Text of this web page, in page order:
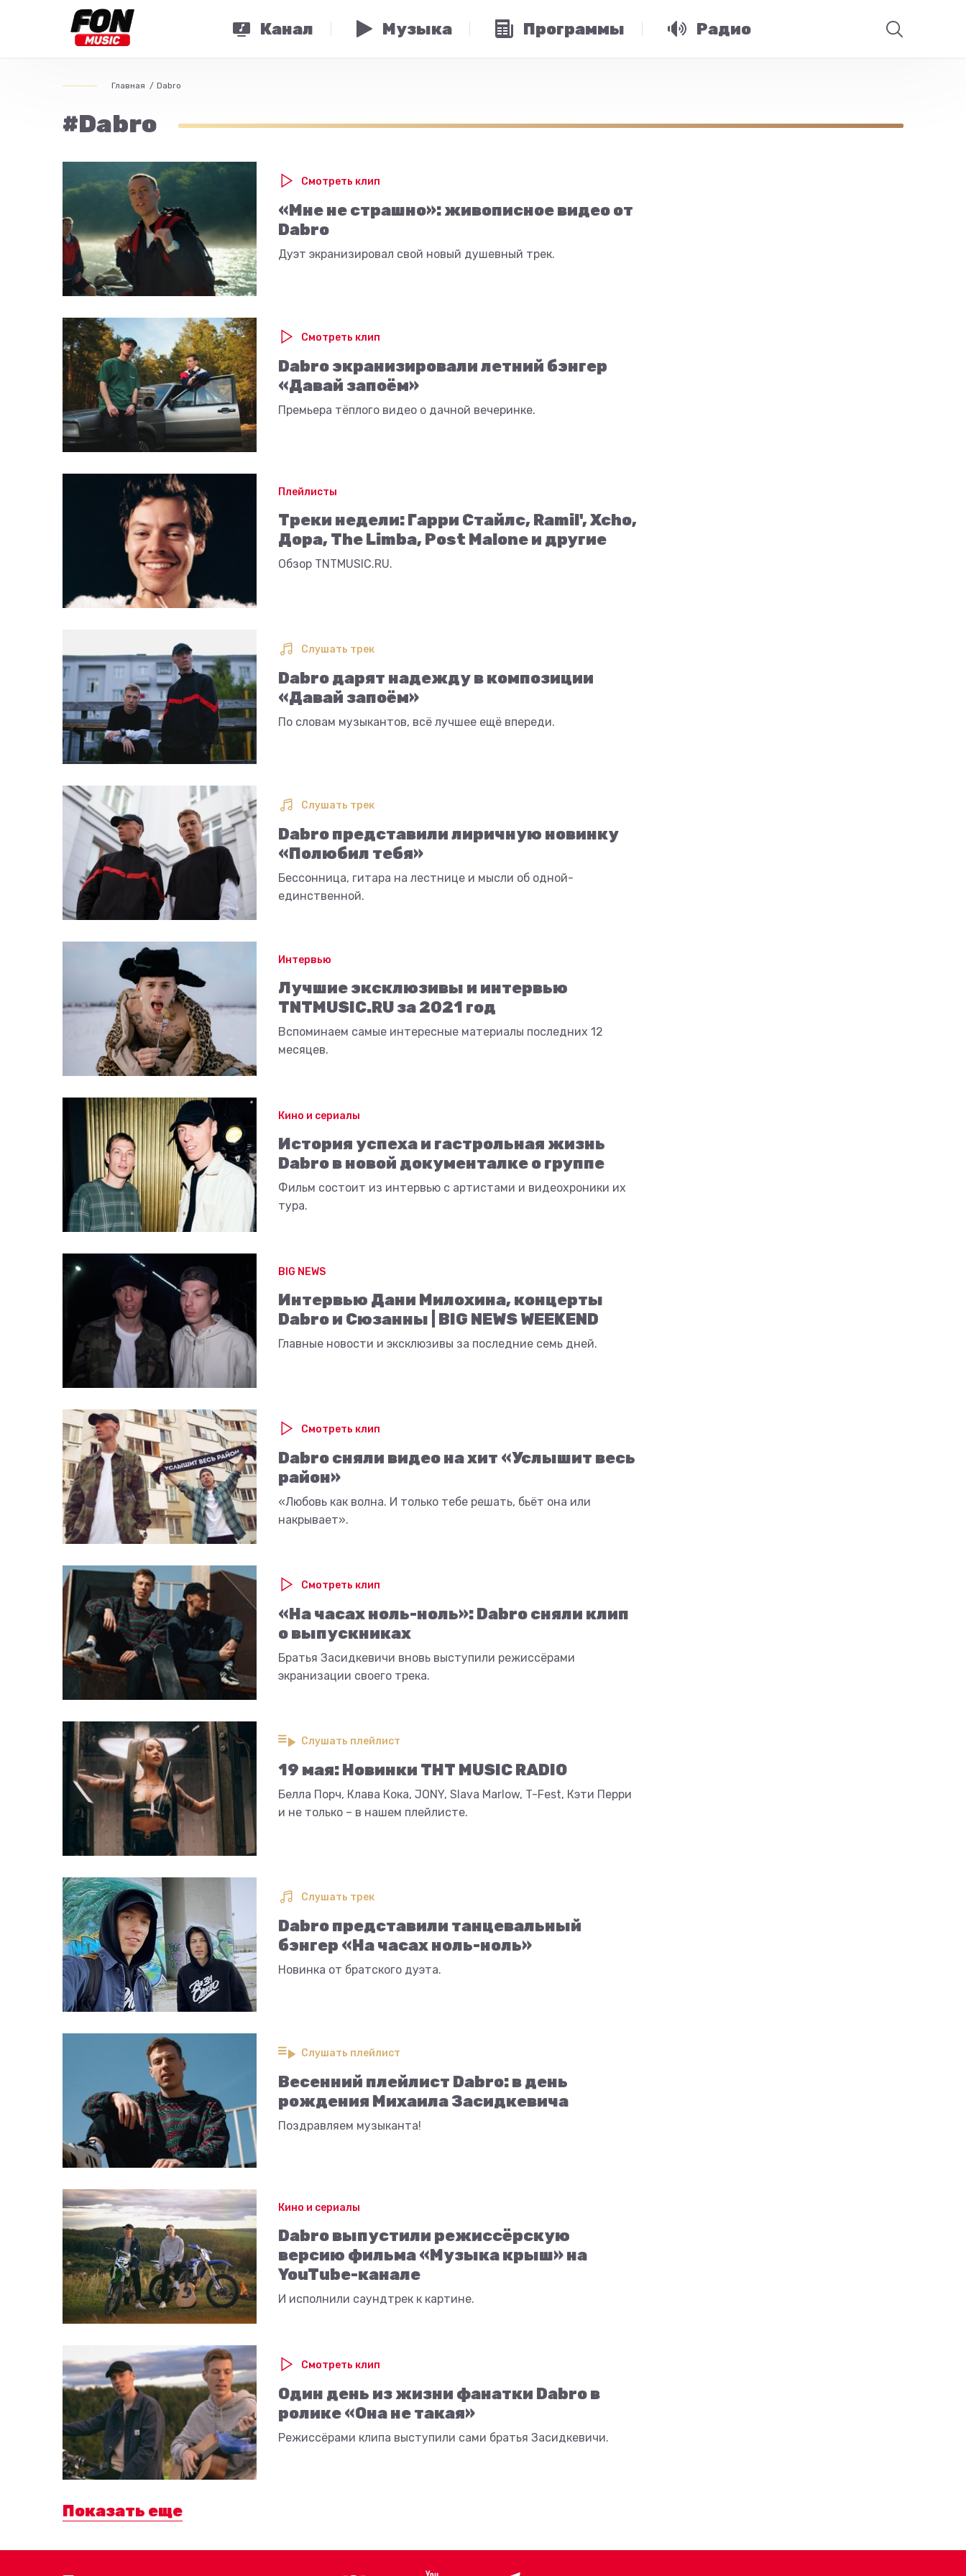
Канал Музыка Программы Радио
Главная Dabro
#Dabro
Смотреть клип
«Мне не страшно»: живописное видео от
Dabro
Дуэт экранизировал свой новый душевный трек.
Смотреть клип
Dabro экранизировали летний бэнгер
«Давай запоём»
Премьера тёплого видео о дачной вечеринке.
Плейлисты
Треки недели: Гарри Стайлс, Ramil', Xcho,
Дора, The Limba, Post Malone и другие
Обзор TNTMUSIC.RU.
Слушать трек
Dabro дарят надежду в композиции
«Давай запоём»
По словам музыкантов, всё лучшее ещё впереди.
Слушать трек
Dabro представили лиричную новинку
«Полюбил тебя»
Бессонница, гитара на лестнице и мысли об одной-
единственной.
Интервью
Лучшие эксклюзивы и интервью
TNTMUSIC.RU за 2021 год
Вспоминаем самые интересные материалы последних 12
месяцев.
Кино и сериалы
История успеха и гастрольная жизнь
Dabro в новой документалке о группе
Фильм состоит из интервью с артистами и видеохроники их
тура.
BIG NEWS
Интервью Дани Милохина, концерты
Dabro и Сюзанны | BIG NEWS WEEKEND
Главные новости и эксклюзивы за последние семь дней.
Смотреть клип
Dabro сняли видео на хит «Услышит весь
район»
«Любовь как волна. И только тебе решать, бьёт она или
накрывает».
Смотреть клип
«На часах ноль-ноль»: Dabro сняли клип
о выпускниках
Братья Засидкевичи вновь выступили режиссёрами
экранизации своего трека.
Слушать плейлист
19 мая: Новинки ТНТ MUSIC RADIO
Белла Порч, Клава Кока, JONY, Slava Marlow, T-Fest, Кэти Перри
и не только – в нашем плейлисте.
Слушать трек
Dabro представили танцевальный
бэнгер «На часах ноль-ноль»
Новинка от братского дуэта.
Слушать плейлист
Весенний плейлист Dabro: в день
рождения Михаила Засидкевича
Поздравляем музыканта!
Кино и сериалы
Dabro выпустили режиссёрскую
версию фильма «Музыка крыш» на
YouTube-канале
И исполнили саундтрек к картине.
Смотреть клип
Один день из жизни фанатки Dabro в
ролике «Она не такая»
Режиссёрами клипа выступили сами братья Засидкевичи.
Показать еще